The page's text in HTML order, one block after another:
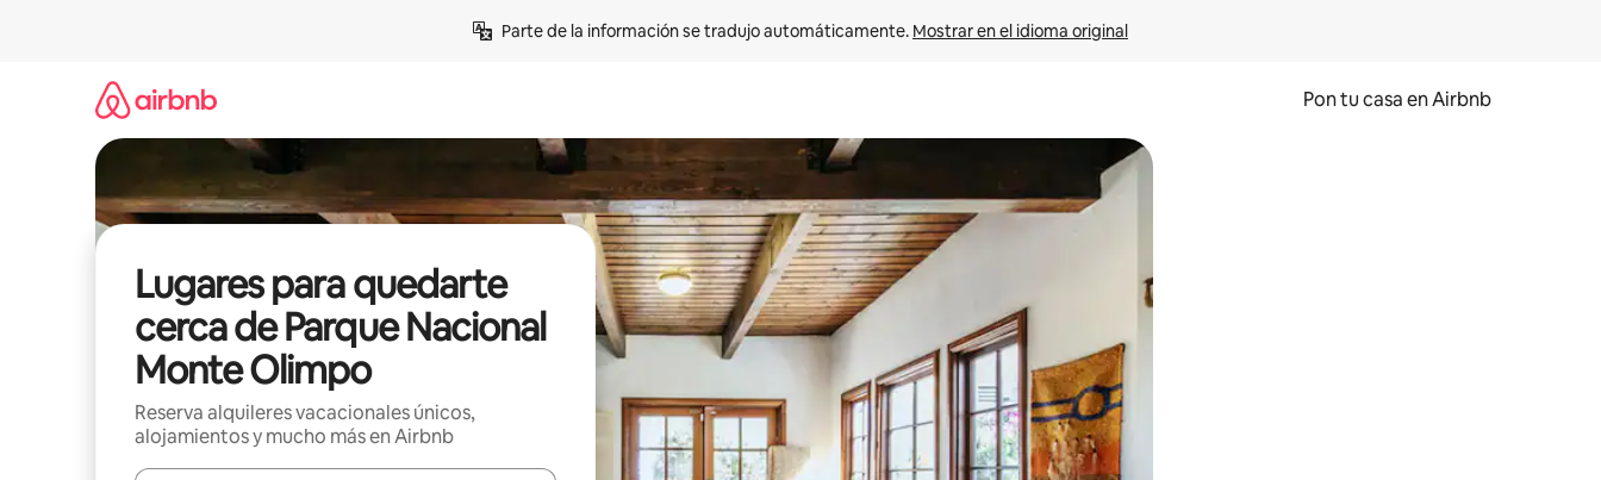
Parte de la información se tradujo automáticamente. Mostrar en el idioma original
Pon tu casa en Airbnb
Lugares para quedarte
cerca de Parque Nacional
Monte Olimpo
Reserva alquileres vacacionales únicos,
alojamientos y mucho más en Airbnb